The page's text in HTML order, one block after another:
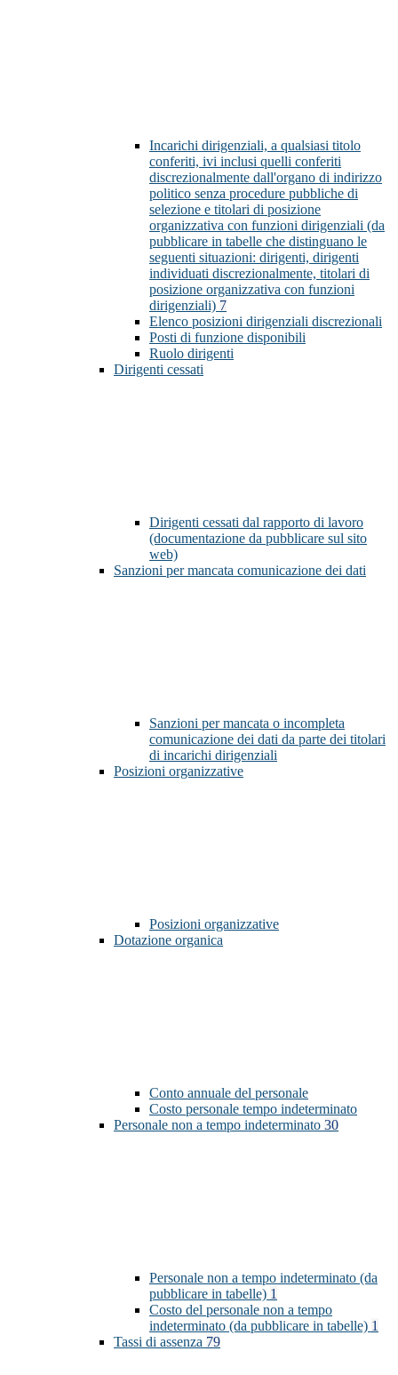
Incarichi dirigenziali, a qualsiasi titolo
conferiti, ivi inclusi quelli conferiti
discrezionalmente dall'organo di indirizzo
politico senza procedure pubbliche di
selezione e titolari di posizione
organizzativa con funzioni dirigenziali (da
pubblicare in tabelle che distinguano le
seguenti situazioni: dirigenti, dirigenti
individuati discrezionalmente, titolari di
posizione organizzativa con funzioni
dirigenziali) 7
Elenco posizioni dirigenziali discrezionali
Posti di funzione disponibili
Ruolo dirigenti
Dirigenti cessati
Dirigenti cessati dal rapporto di lavoro
(documentazione da pubblicare sul sito
web)
Sanzioni per mancata comunicazione dei dati
Sanzioni per mancata o incompleta
comunicazione dei dati da parte dei titolari
di incarichi dirigenziali
Posizioni organizzative
Posizioni organizzative
Dotazione organica
Conto annuale del personale
Costo personale tempo indeterminato
Personale non a tempo indeterminato 30
Personale non a tempo indeterminato (da
pubblicare in tabelle) 1
Costo del personale non a tempo
indeterminato (da pubblicare in tabelle) 1
Tassi di assenza 79